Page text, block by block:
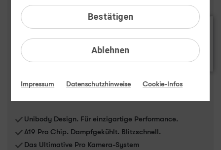
Unibody Design. Für einzigartige Performance.
A19 Pro Chip. Dampfgekühlt. Blitzschnell.
Das Ultimative Pro Kamera-System
Ablehnen
Bestätigen
Impressum Datenschutzhinweise Cookie-Infos